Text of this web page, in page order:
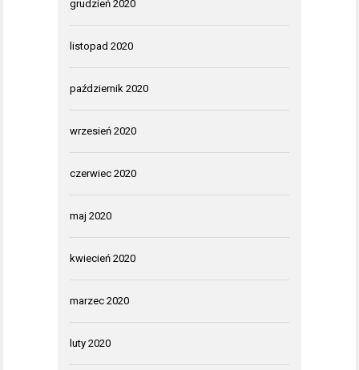
grudzień 2020
listopad 2020
październik 2020
wrzesień 2020
czerwiec 2020
maj 2020
kwiecień 2020
marzec 2020
luty 2020